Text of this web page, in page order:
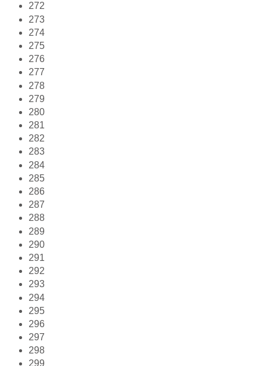
272
273
274
275
276
277
278
279
280
281
282
283
284
285
286
287
288
289
290
291
292
293
294
295
296
297
298
299